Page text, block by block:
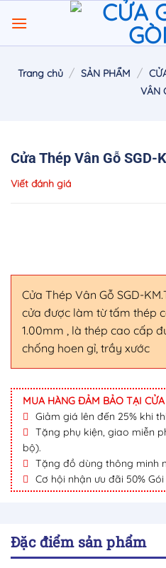
đến
nội
Trang chủ / SẢN PHẨM /
VÂN
Cửa Thép Vân Gỗ
Viết đánh giá
Cửa Thép Vân Gỗ SGD-
cửa được làm từ tấm thép
1.00mm , là thép cao cấp
chống hoen gỉ, trầy xước
MUA HÀNG ĐẢM BẢO TẠI
Giảm giá lên đến 25% khi
Tặng phụ kiện, giao miễn
bộ).
Tặng đồ dùng thông minh
Cơ hội nhận ưu đãi 50%
Đặc điểm sản phẩm